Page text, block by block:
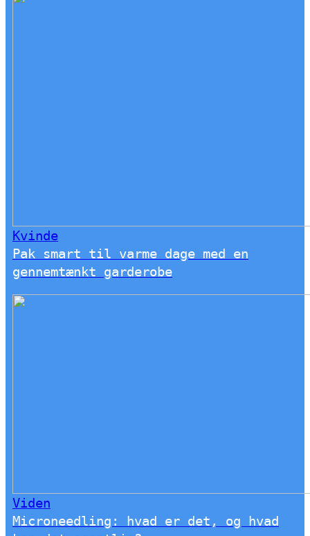
Kvinde
Pak smart til varme dage med en
gennemtænkt garderobe
Viden
Microneedling: hvad er det, og hvad